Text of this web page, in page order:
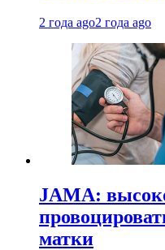
2 года ago2 года ago
JAMA:
матки